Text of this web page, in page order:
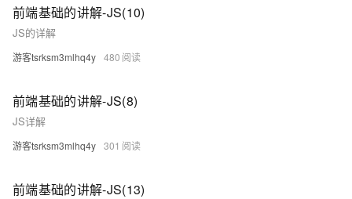
前端基础的讲解-JS(10)
JS的详解
游客tsrksm3mlhq4y 480
前端基础的讲解-JS(8)
JS详解
游客tsrksm3mlhq4y 301
前端基础的讲解-JS(13)